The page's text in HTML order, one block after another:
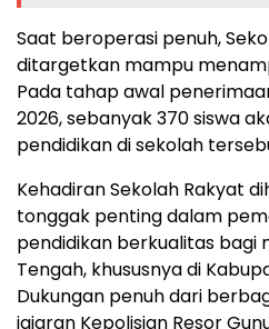
Saat beroperasi penuh,
ditargetkan mampu
Pada tahap awal
2026, sebanyak 370 siswa
pendidikan di sekolah
Kehadiran Sekolah Rakyat
tonggak penting dalam
pendidikan berkualitas bagi
Tengah, khususnya di
Dukungan penuh dari
jajaran Kepolisian Resor